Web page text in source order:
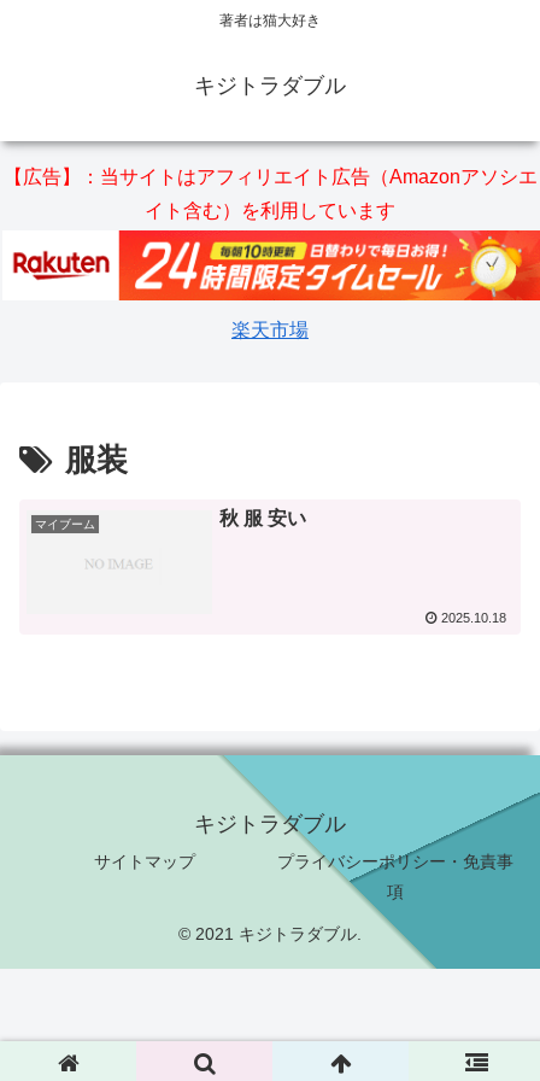
著者は猫大好き
キジトラダブル
【広告】：当サイトはアフィリエイト広告（Amazonアソシエ
イト含む）を利用しています
楽天市場
服装
マイブーム 秋 服 安い
2025.10.18
キジトラダブル
サイトマップ
プライバシーポリシー・免責事
項
© 2021 キジトラダブル.